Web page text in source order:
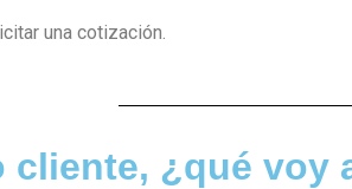
una cotización.
cliente, ¿qué voy